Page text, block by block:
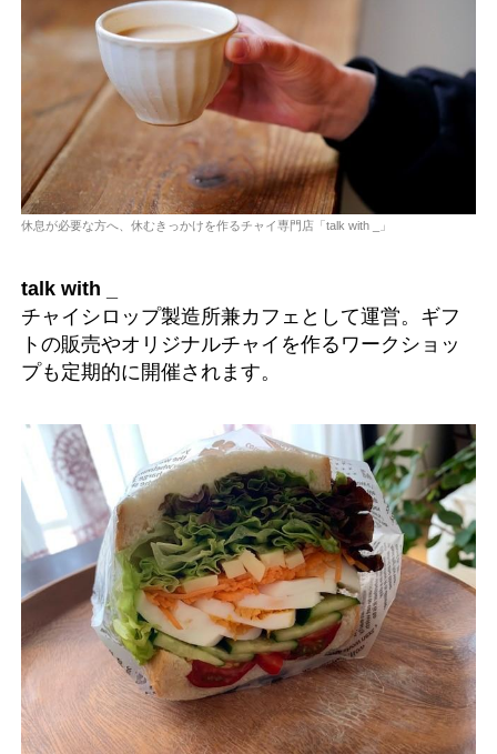
休息が必要な方へ、休むきっかけを作るチャイ専門店「talk with _」
talk with _
チャイシロップ製造所兼カフェとして運営。ギフ
トの販売やオリジナルチャイを作るワークショッ
プも定期的に開催されます。